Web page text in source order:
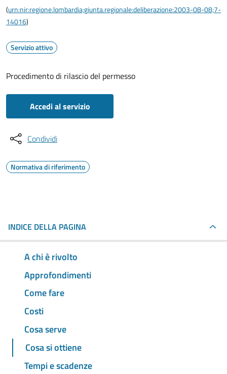
(urn:nir:regione.lombardia;giunta.regionale:deliberazione:2003-08-08;7-
14016)
Servizio attivo
Procedimento di rilascio del permesso
Accedi al servizio
Condividi
Normativa di riferimento
INDICE DELLA PAGINA
A chi è rivolto
Approfondimenti
Come fare
Costi
Cosa serve
Cosa si ottiene
Tempi e scadenze